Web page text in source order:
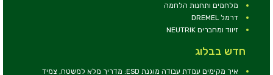
מלחמים ותחנות הלחמה
דרמל DREMEL
זיווד ומחברים NEUTRIK
חדש בבלוג
איך מקימים עמדת עבודה מוגנת ESD: מדריך מלא למשטח, צמיד